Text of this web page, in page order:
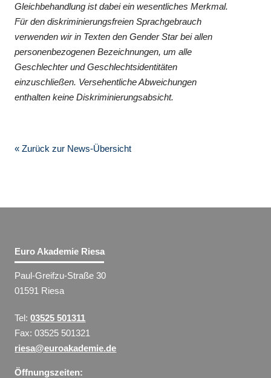
Gleichbehandlung ist dabei ein wesentliches Merkmal.
Für den diskriminierungsfreien Sprachgebrauch
verwenden wir in Texten den Gender Star bei allen
personenbezogenen Bezeichnungen, um alle
Geschlechter und Geschlechtsidentitäten
einzuschließen. Versehentliche Abweichungen
enthalten keine Diskriminierungsabsicht.
« Zurück zur News-Übersicht
Euro Akademie Riesa
Paul-Greifzu-Straße 30
01591 Riesa
Tel:03525 501311
Fax: 03525 501321
riesa@euroakademie.de
Öffnungszeiten: